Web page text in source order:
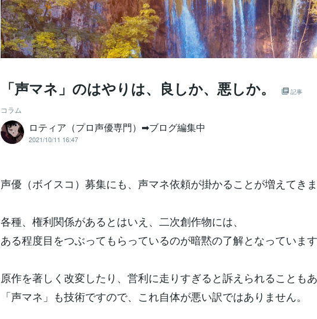
「声マネ」のはやりは、良しか、悪しか。 記事
コラム
ロティア（プロ声優専門）➡ブログ編集中
2021/10/11 16:47
声優（ボイスコ）募集にも、声マネ依頼が掛かることが増えてき
各種、権利関係があるとはいえ、二次創作物には、
ある程度目をつぶってもらっているのが暗黙の了解となっていま
原作を著しく改変したり、営利に走りすぎると訴えられることも
「声マネ」も技術ですので、これ自体が悪い訳ではありません。